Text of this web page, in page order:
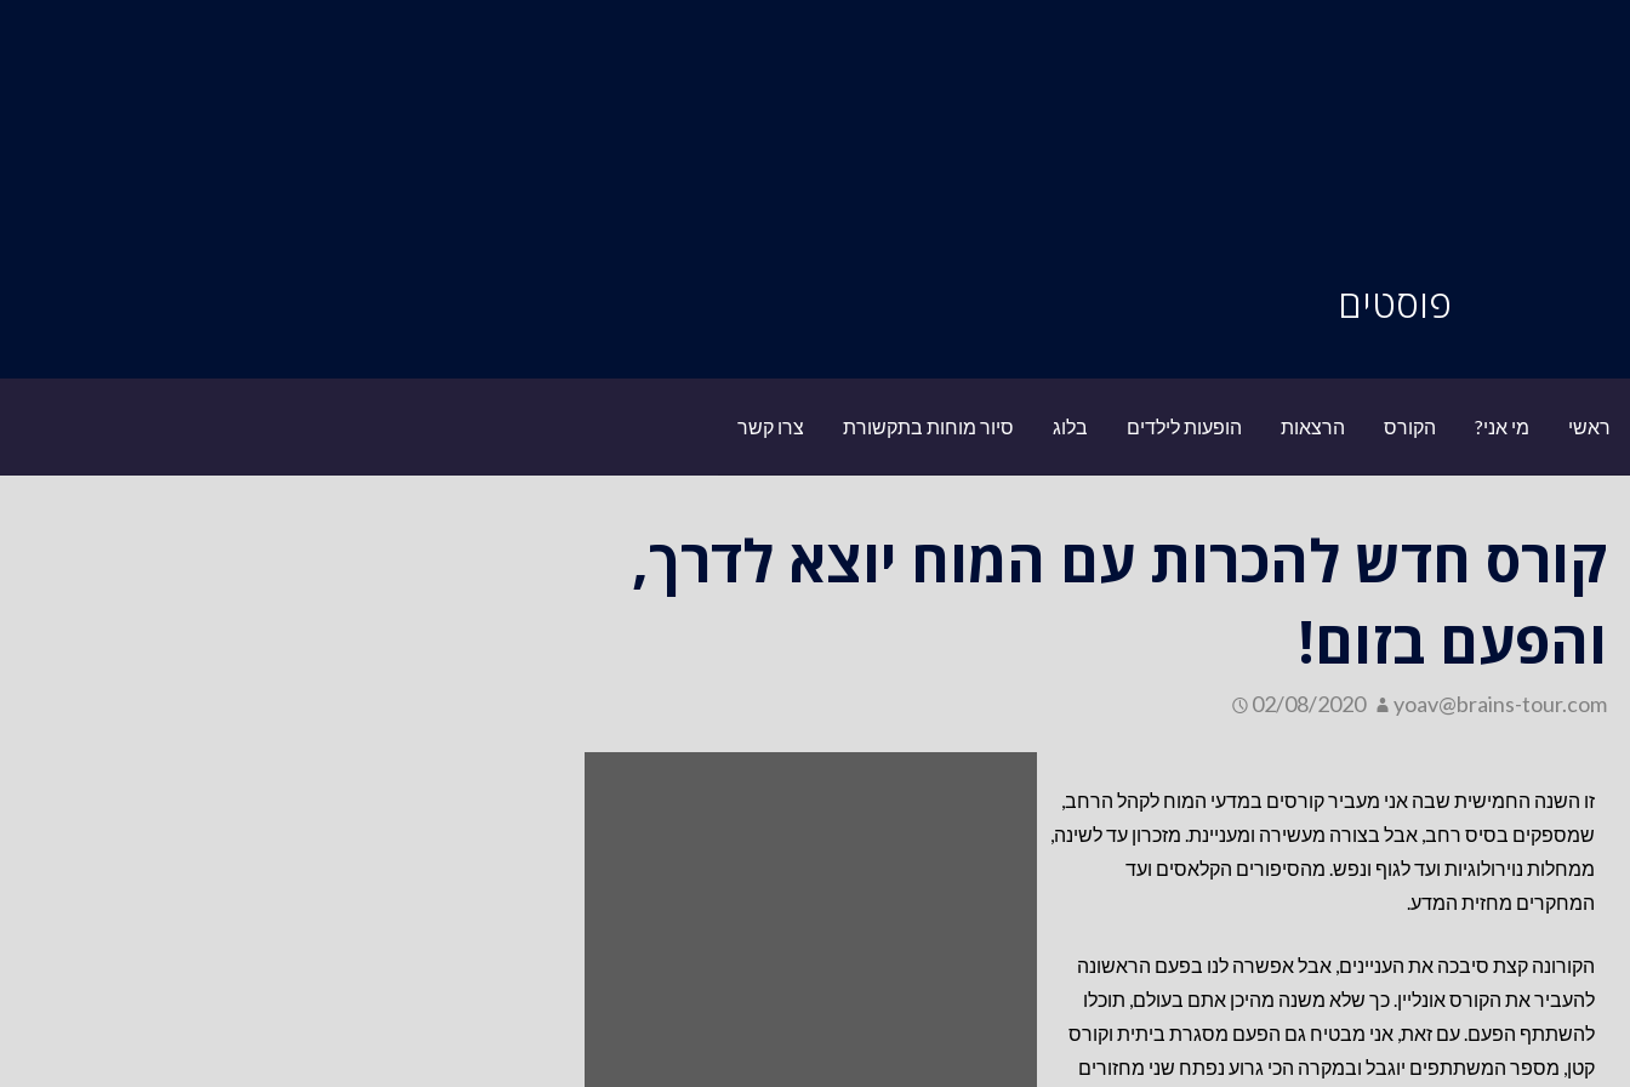
פוסטים
ראשי מי אני? הקורס הרצאות הופעות לילדים בלוג סיור מוחות בתקשורת צרו קשר
קורס חדש להכרות עם המוח יוצא לדרך,
והפעם בזום!
02/08/2020 yoav@brains-tour.com
זו השנה החמישית שבה אני מעביר קורסים במדעי המוח לקהל הרחב,
שמספקים בסיס רחב, אבל בצורה מעשירה ומעניינת. מזכרון עד לשינה,
ממחלות נוירולוגיות ועד לגוף ונפש. מהסיפורים הקלאסים ועד
המחקרים מחזית המדע.
הקורונה קצת סיבכה את העניינים, אבל אפשרה לנו בפעם הראשונה
להעביר את הקורס אונליין. כך שלא משנה מהיכן אתם בעולם, תוכלו
להשתתף הפעם. עם זאת, אני מבטיח גם הפעם מסגרת ביתית וקורס
קטן, מספר המשתתפים יוגבל ובמקרה הכי גרוע נפתח שני מחזורים